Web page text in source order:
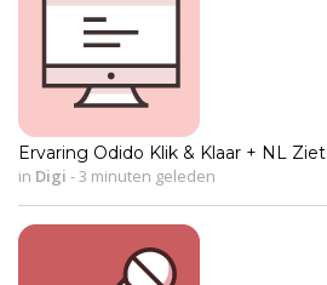
Ervaring Odido Klik & Klaar + NL Ziet
in Digi -3 minuten geleden